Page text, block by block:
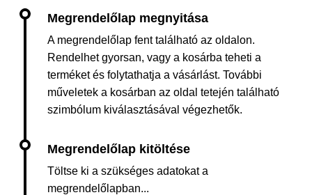
A megrendelőlap fent található az oldalon.
Rendelhet gyorsan, vagy a kosárba teheti a
terméket és folytathatja a vásárlást. További
műveletek a kosárban az oldal tetején található
szimbólum kiválasztásával végezhetők.
Töltse ki a szükséges adatokat a
megrendelőlapban...